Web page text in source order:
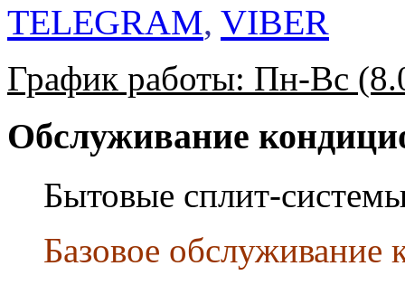
TELEGRAM, VIBER
График работы: Пн-Вс
Обслуживание
Бытовые сплит-
Базовое обслуживание